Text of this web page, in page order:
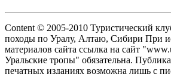
Content © 2005-2010 Туристический
походы по Уралу, Алтаю, Сибири При
материалов сайта ссылка на сайт
Уральские тропы" обязательна.
печатных изданиях возможна лишь с